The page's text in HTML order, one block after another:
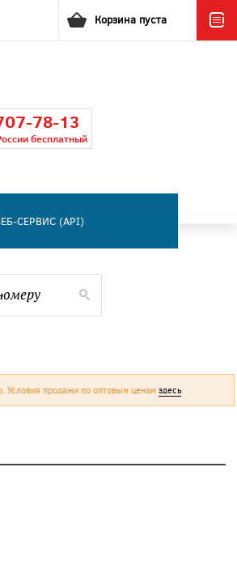
Корзина пуста
78-13
бесплатный
СЕРВИС (API)
Условия продажи по оптовым ценам здесь.